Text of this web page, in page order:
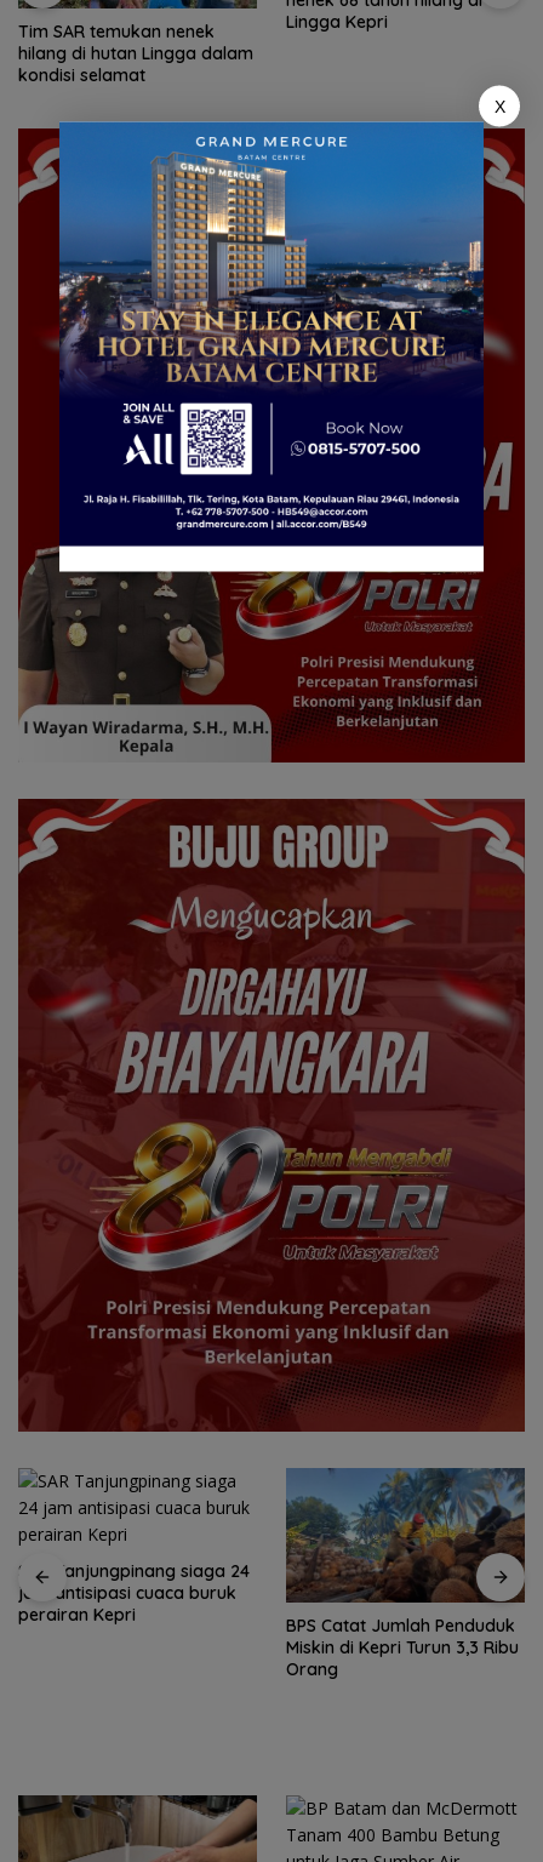
Tim SAR temukan nenek
hilang di hutan Lingga dalam
kondisi selamat
Lingga Kepri
SAR Tanjungpinang siaga 24
jam antisipasi cuaca buruk
perairan Kepri
BPS Catat Jumlah Penduduk
Miskin di Kepri Turun 3,3 Ribu
Orang
X